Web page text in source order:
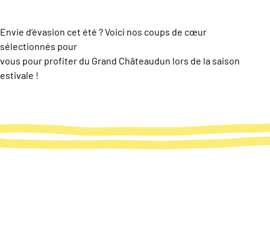
Envie d’évasion cet été ? Voici nos coups de cœur
sélectionnés pour
vous pour profiter du Grand Châteaudun lors de la saison
estivale !